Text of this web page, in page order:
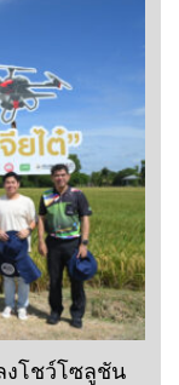
งโชว์โซลูชัน